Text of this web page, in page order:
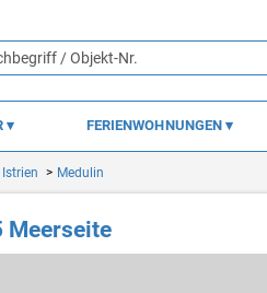
FERIENWOHNUNGEN
Istrien Medulin
Meerseite